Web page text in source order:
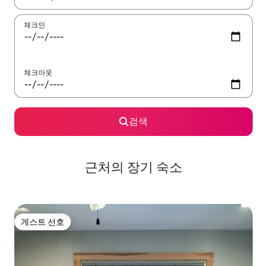
체크인
체크아웃
검색
근처의 장기 숙소
게스트 선호
게스트 선호